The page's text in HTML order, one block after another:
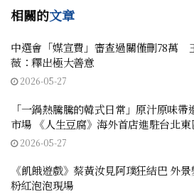
相關的文章
中選會「媒宣費」審查過關僅刪78萬
薇：釋出極大善意
2026-05-27
「一鍋熱騰騰的韓式日常」原汁原味帶
市場 《人生豆腐》海外首店進駐台北東
2026-05-27
《飢餓遊戲》蔡黃汝見阿璞狂結巴 外
粉紅泡泡現場